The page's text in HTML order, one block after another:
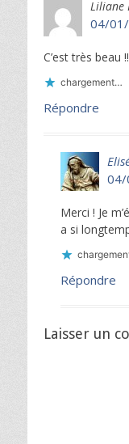
Liliane
04/
C’est très beau
chargement…
Répondre
04/
Merci ! Je
a si
Répondre
Laisser un